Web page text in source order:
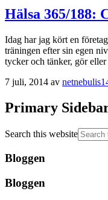
Hälsa 365/188:
Idag har jag kört en
träningen efter sin egen
tycker och tänker, gör
7 juli, 2014 av
Primary
Search this website
Bloggen
Bloggen